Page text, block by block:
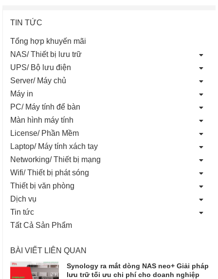
TIN TỨC
Tổng hợp khuyến mãi
NAS/ Thiết bị lưu trữ
UPS/ Bộ lưu điện
Server/ Máy chủ
Máy in
PC/ Máy tính để bàn
Màn hình máy tính
License/ Phần Mềm
Laptop/ Máy tính xách tay
Networking/ Thiết bị mạng
Wifi/ Thiết bị phát sóng
Thiết bị văn phòng
Dịch vụ
Tin tức
Tất Cả Sản Phẩm
BÀI VIẾT LIÊN QUAN
Synology ra mắt dòng NAS neo+ Giải pháp
lưu trữ tối ưu chi phí cho doanh nghiệp